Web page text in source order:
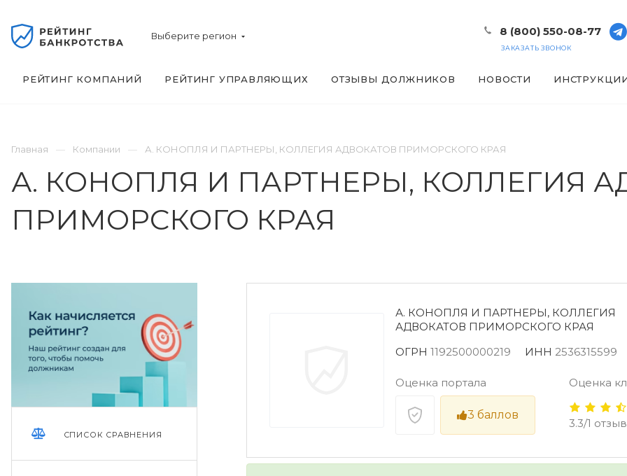
Выберите регион 8 (800) 550-08-77
ЗАКАЗАТЬ ЗВОНОК
РЕЙТИНГ КОМПАНИЙ РЕЙТИНГ УПРАВЛЯЮЩИХ ОТЗЫВЫ ДОЛЖНИКОВ НОВОСТИ
Главная Компании А. КОНОПЛЯ И ПАРТНЕРЫ, КОЛЛЕГИЯ АДВОКАТОВ ПРИМОРСКОГО КРАЯ
А. КОНОПЛЯ И ПАРТНЕРЫ, КОЛЛЕГИЯ
ПРИМОРСКОГО КРАЯ
СПИСОК СРАВНЕНИЯ
А. КОНОПЛЯ И ПАРТНЕРЫ, КОЛЛЕГИЯ
АДВОКАТОВ ПРИМОРСКОГО КРАЯ
ОГРН 1192500000219 ИНН 2536315599
Оценка портала
3 баллов
Оценка
3.3/1 отзыв